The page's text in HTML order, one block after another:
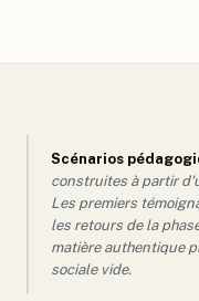
Scénarios
construites à partir
Les premiers
les retours de la
matière authentique
sociale vide.